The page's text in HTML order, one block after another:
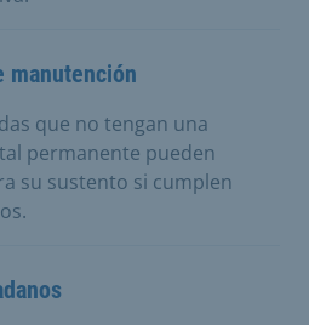
manutención
que no tengan una
permanente pueden
su sustento si cumplen